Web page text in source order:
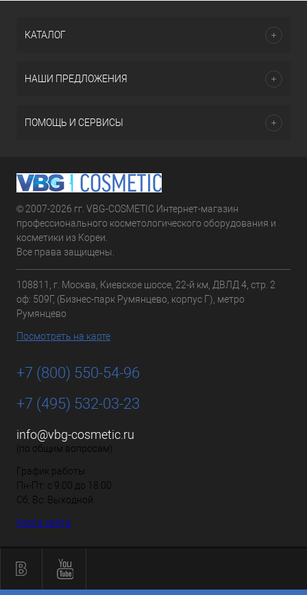
КАТАЛОГ
НАШИ ПРЕДЛОЖЕНИЯ
ПОМОЩЬ И СЕРВИСЫ
© 2007-2026 гг. VBG-COSMETIC Интернет-магазин
профессионального косметологического оборудования и
косметики из Кореи.
Все права защищены.
108811, г. Москва, Киевское шоссе, 22-й км, ДВЛД 4, стр. 2
оф: 509Г, (Бизнес-парк Румянцево, корпус Г), метро
Румянцево
Посмотреть на карте
+7 (800) 550-54-96
+7 (495) 532-03-23
info@vbg-cosmetic.ru
(по общим вопросам)
График работы
Пн-Пт: с 9:00 до 18:00
Сб, Вс: Выходной
Карта сайта